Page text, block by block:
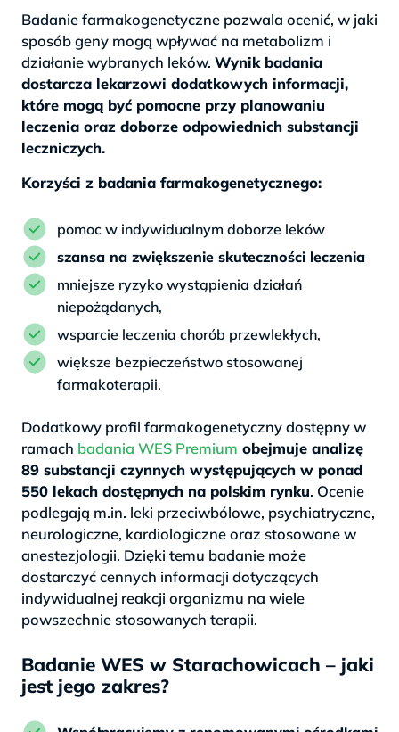
Badanie farmakogenetyczne pozwala ocenić, w jaki
sposób geny mogą wpływać na metabolizm i
działanie wybranych leków. Wynik badania
dostarcza lekarzowi dodatkowych informacji,
które mogą być pomocne przy planowaniu
leczenia oraz doborze odpowiednich substancji
leczniczych.
Korzyści z badania farmakogenetycznego:
pomoc w indywidualnym doborze leków
szansa na zwiększenie skuteczności leczenia
mniejsze ryzyko wystąpienia działań
niepożądanych,
wsparcie leczenia chorób przewlekłych,
większe bezpieczeństwo stosowanej
farmakoterapii.
Dodatkowy profil farmakogenetyczny dostępny w
ramach badania WES Premium obejmuje analizę
89 substancji czynnych występujących w ponad
550 lekach dostępnych na polskim rynku. Ocenie
podlegają m.in. leki przeciwbólowe, psychiatryczne,
neurologiczne, kardiologiczne oraz stosowane w
anestezjologii. Dzięki temu badanie może
dostarczyć cennych informacji dotyczących
indywidualnej reakcji organizmu na wiele
powszechnie stosowanych terapii.
Badanie WES w Starachowicach – jaki
jest jego zakres?